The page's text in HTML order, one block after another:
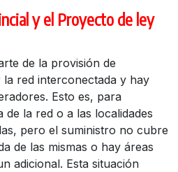
y el Proyecto de ley
de la provisión de
red interconectada y hay
Esto es, para
la red o a las localidades
pero el suministro no cubre
de las mismas o hay áreas
adicional. Esta situación